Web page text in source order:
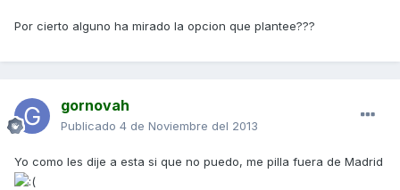
Por cierto alguno ha mirado la opcion que plantee???
gornovah
Publicado 4 de Noviembre del 2013
Yo como les dije a esta si que no puedo, me pilla fuera de Madrid